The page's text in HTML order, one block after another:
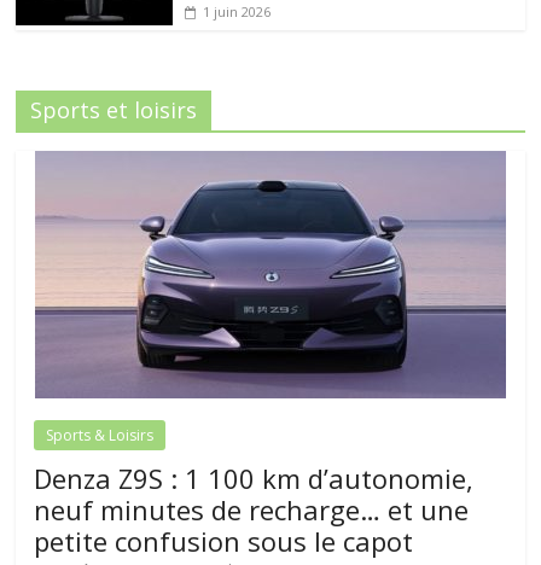
1 juin 2026
Sports et loisirs
Sports & Loisirs
Denza Z9S : 1 100 km d’autonomie,
neuf minutes de recharge… et une
petite confusion sous le capot